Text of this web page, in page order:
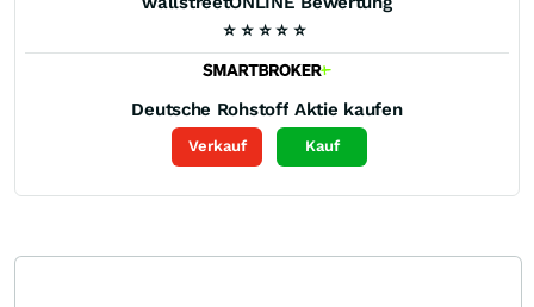
⭐ ⭐ ⭐ ⭐ ⭐
Deutsche Rohstoff Aktie kaufen
Verkauf Kauf